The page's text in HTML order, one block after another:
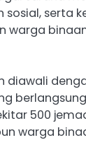
sosial, serta
warga
diawali
500
warga